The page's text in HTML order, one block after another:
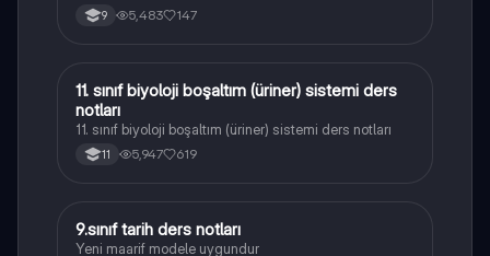
9 5,483 147
Biyoloji
11. sınıf biyoloji boşaltım (üriner) sistemi ders
notları
11. sınıf biyoloji boşaltım (üriner) sistemi ders notları
11 5,947 619
Tarih
9.sınıf tarih ders notları
Yeni maarif modele uygundur